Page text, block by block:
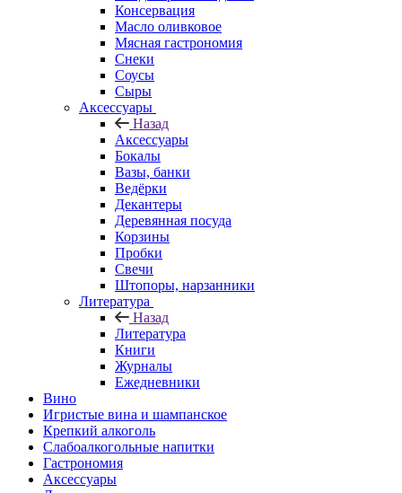
Консервация
Масло оливковое
Мясная гастрономия
Снеки
Соусы
Сыры
Аксессуары
Назад
Аксессуары
Бокалы
Вазы, банки
Ведёрки
Декантеры
Деревянная посуда
Корзины
Пробки
Свечи
Штопоры, нарзанники
Литература
Назад
Литература
Книги
Журналы
Ежедневники
Вино
Игристые вина и шампанское
Крепкий алкоголь
Слабоалкогольные напитки
Гастрономия
Аксессуары